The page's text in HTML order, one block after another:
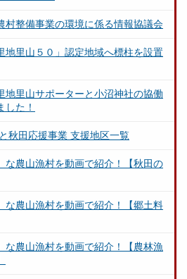
整備事業の環境に係る情報協議会
地里山５０」認定地域へ標柱を設置
地里山サポーターと小沼神社の協働
した！
秋田応援事業 支援地区一覧
な農山漁村を動画で紹介！【秋田の
な農山漁村を動画で紹介！【郷土料
な農山漁村を動画で紹介！【農林漁